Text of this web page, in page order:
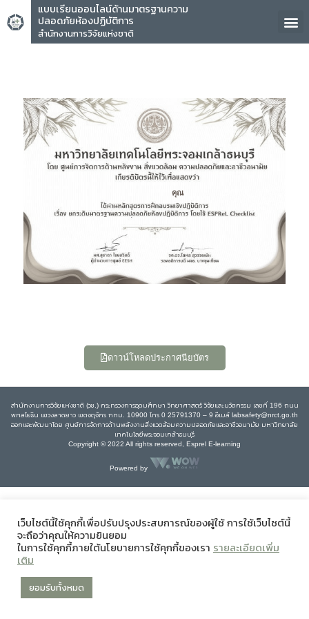
แบบเรียนออนไลน์ด้านมาตรฐานความ
ปลอดภัยห้องปฏิบัติการ
สำนักงานการวิจัยแห่งชาติ
คุณ
ดาวน์โหลดประกาศนียบัตร
สำนักงานการวิจัยแห่งชาติ (วช.) กระทรวงการอุดมศึกษา วิทยาศาสตร์ วิจัยและนวัตกรรม เลขที่ 196 ถนน
พหลโยธิน แขวงลาดยาว เขตจตุจักร กทม. 10900 โทร 0 25791370 – 9 อีเมล์ labsafety@nrct.go.th
ออกและพัฒนาโดย ศูนย์การจัดการด้านพลังงานสิ่งแวดล้อมความปลอดภัยและอาชีวอนามัย มหาวิทยาลัย
เทคโนโลยีพระจอมเกล้าธนบุรี
Copyright © 2022 All rights reserved, Esprel E-learning
Powered by
เว็บไซต์นี้ใช้คุกกี้เพื่อปรับปรุงประสบการณ์ของผู้ใช้ การใช้เว็บไซต์นี้
จะถือว่าคุณให้ความยินยอม
ในการใช้คุกกี้ภายใต้นโยบายการใช้คุกกี้ของเรา รายละเอียดเพิ่ม
เติม
ยอมรับทั้งหมด